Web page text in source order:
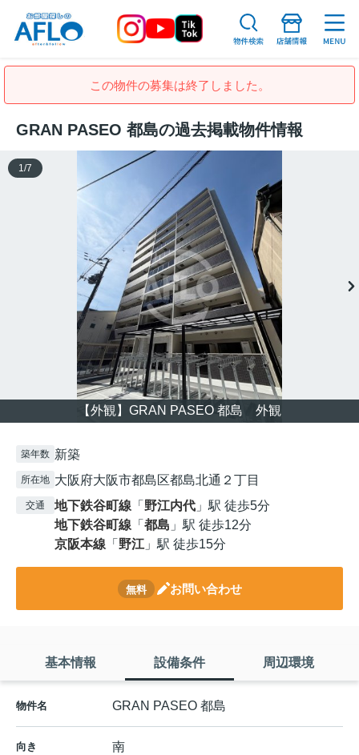
この物件の募集は終了しました。
GRAN PASEO 都島の過去掲載物件情報
【外観】GRAN PASEO 都島 外観
1 /7
築年数 新築
所在地 大阪府大阪市都島区都島北通２丁目
交通 地下鉄谷町線 「 野江内代 」駅 徒歩5分
地下鉄谷町線 「 都島 」駅 徒歩12分
京阪本線 「 野江 」駅 徒歩15分
無料 お問い合わせ
基本情報 設備条件 周辺環境
物件名 GRAN PASEO 都島
向き 南